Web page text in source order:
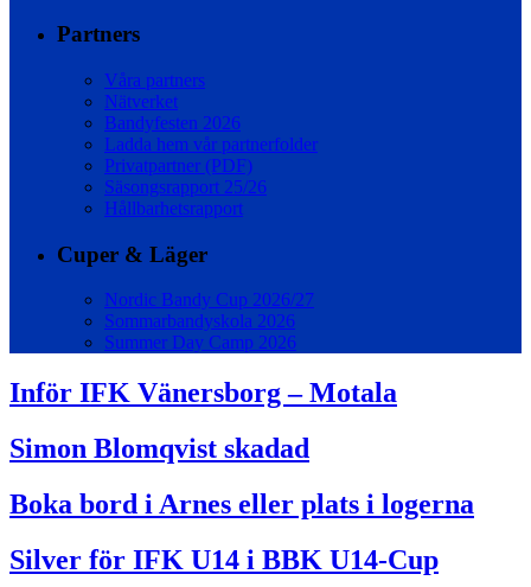
Partners
Våra partners
Nätverket
Bandyfesten 2026
Ladda hem vår partnerfolder
Privatpartner (PDF)
Säsongsrapport 25/26
Hållbarhetsrapport
Cuper & Läger
Nordic Bandy Cup 2026/27
Sommarbandyskola 2026
Summer Day Camp 2026
Inför IFK Vänersborg – Motala
Simon Blomqvist skadad
Boka bord i Arnes eller plats i logerna
Silver för IFK U14 i BBK U14-Cup